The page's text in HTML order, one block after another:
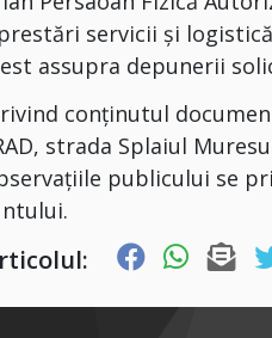
servicii și
assupra depunerii
conținutul
strada Splaiul
publicului se